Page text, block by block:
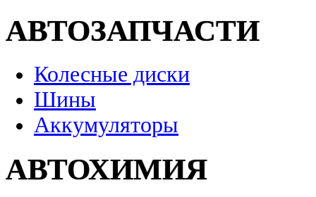
АВТОЗАПЧАСТИ
Колесные диски
Шины
Аккумуляторы
АВТОХИМИЯ